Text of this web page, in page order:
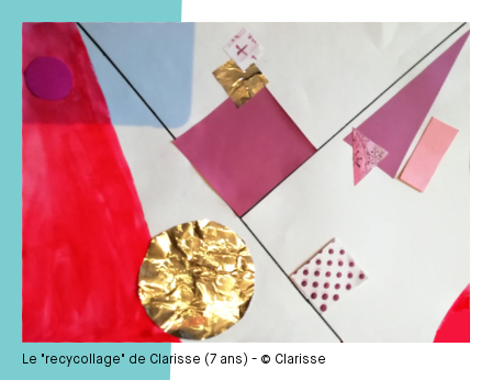
Média
Le "recycollage" de Clarisse (7 ans) - © Clarisse